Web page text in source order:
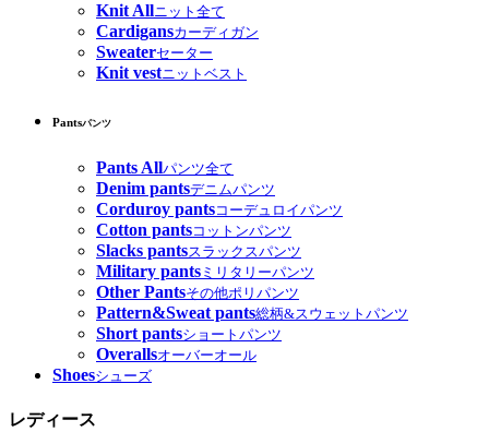
Knit Allニット全て
Cardigansカーディガン
Sweaterセーター
Knit vestニットベスト
Pantsパンツ
Pants Allパンツ全て
Denim pantsデニムパンツ
Corduroy pantsコーデュロイパンツ
Cotton pantsコットンパンツ
Slacks pantsスラックスパンツ
Military pants ミリタリーパンツ
Other Pantsその他ポリパンツ
Pattern&Sweat pants総柄&スウェットパンツ
Short pantsショートパンツ
Overallsオーバーオール
Shoesシューズ
レディース